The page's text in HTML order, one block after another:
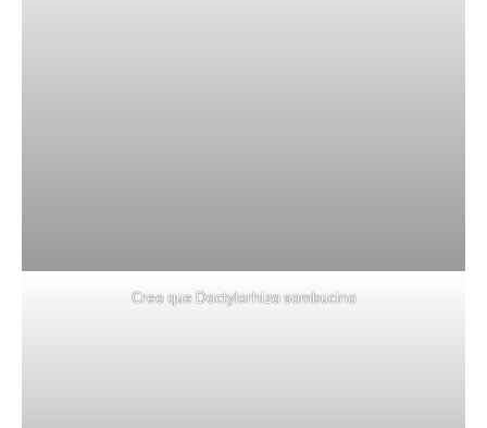
Creo que Dactylorhiza sambucina